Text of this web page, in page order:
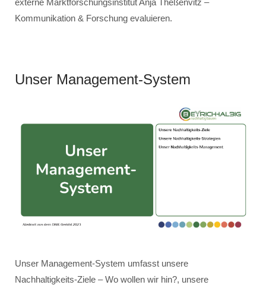
externe Marktforschungsinstitut Anja Theßenvitz –
Kommunikation & Forschung evaluieren.
Unser Management-System
Unser Management-System umfasst unsere
Nachhaltigkeits-Ziele – Wo wollen wir hin?, unsere